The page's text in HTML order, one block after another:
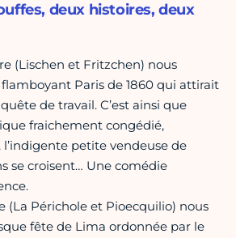
deux histoires, deux
(Lischen et Fritzchen) nous
Paris de 1860 qui attirait
de travail. C’est ainsi que
fraichement congédié,
petite vendeuse de
se croisent… Une comédie
(La Périchole et Pioecquilio) nous
fête de Lima ordonnée par le